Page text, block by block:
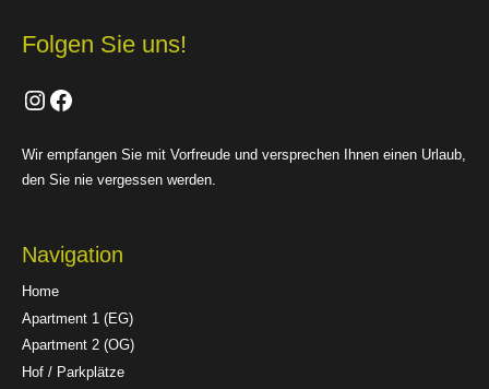
Folgen Sie uns!
Instagram
Facebook
Wir empfangen Sie mit Vorfreude und versprechen Ihnen einen Urlaub,
den Sie nie vergessen werden.
Navigation
Home
Apartment 1 (EG)
Apartment 2 (OG)
Hof / Parkplätze